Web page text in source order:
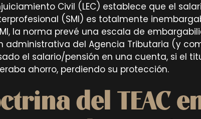
Civil (LEC) establece que el
(SMI) es totalmente
la norma prevé una escala de
administrativa del Agencia Tributaria (y
el salario/pensión en una cuenta, si el
ahorro, perdiendo su protección.
del TEAC